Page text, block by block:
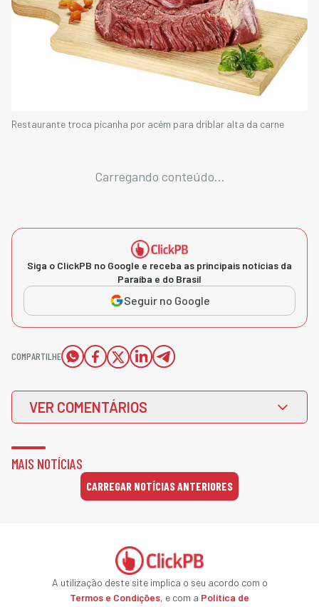
Restaurante troca picanha por acém para driblar alta da carne
Carregando conteúdo...
Siga o ClickPB no Google e receba as principais notícias da
Paraíba e do Brasil
Seguir no Google
COMPARTILHE
VER COMENTÁRIOS
MAIS NOTÍCIAS
CARREGAR NOTÍCIAS ANTERIORES
A utilização deste site implica o seu acordo com o
Termos e Condições, e com a Política de